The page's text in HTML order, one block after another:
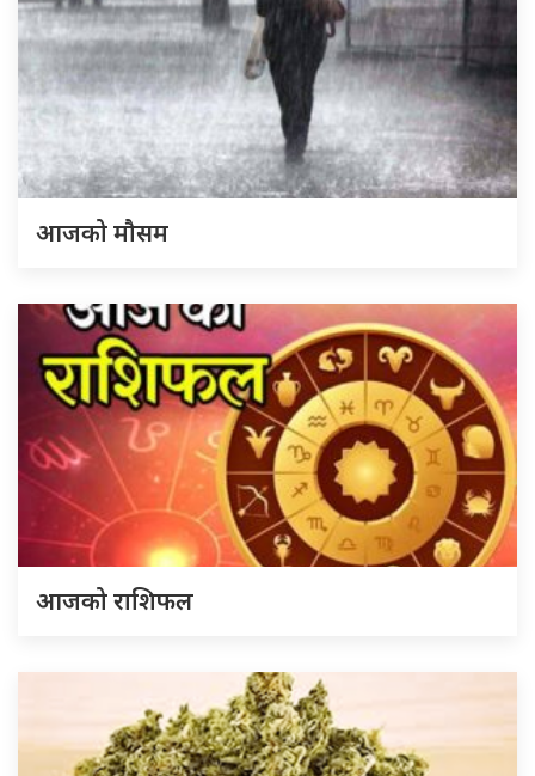
आजको मौसम
आजको राशिफल